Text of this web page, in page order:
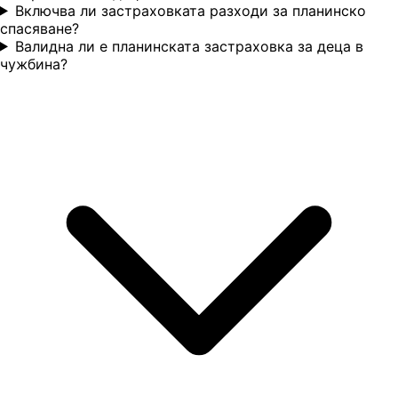
Включва ли застраховката разходи за планинско
спасяване?
Валидна ли е планинската застраховка за деца в
чужбина?